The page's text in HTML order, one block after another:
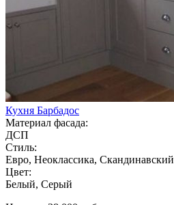
Кухня Барбадос
Материал фасада:
ДСП
Стиль:
Евро, Неоклассика, Скандинавский
Цвет:
Белый, Серый